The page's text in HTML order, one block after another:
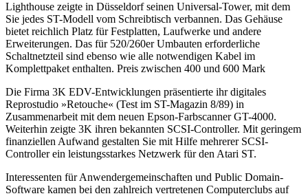
Lighthouse zeigte in Düsseldorf seinen Universal-Tower, mit dem
Sie jedes ST-Modell vom Schreibtisch verbannen. Das Gehäuse
bietet reichlich Platz für Festplatten, Laufwerke und andere
Erweiterungen. Das für 520/260er Umbauten erforderliche
Schaltnetzteil sind ebenso wie alle notwendigen Kabel im
Komplettpaket enthalten. Preis zwischen 400 und 600 Mark
Die Firma 3K EDV-Entwicklungen präsentierte ihr digitales
Reprostudio »Retouche« (Test im ST-Magazin 8/89) in
Zusammenarbeit mit dem neuen Epson-Farbscanner GT-4000.
Weiterhin zeigte 3K ihren bekannten SCSI-Controller. Mit geringem
finanziellen Aufwand gestalten Sie mit Hilfe mehrerer SCSI-
Controller ein leistungsstarkes Netzwerk für den Atari ST.
Interessenten für Anwendergemeinschaften und Public Domain-
Software kamen bei den zahlreich vertretenen Computerclubs auf